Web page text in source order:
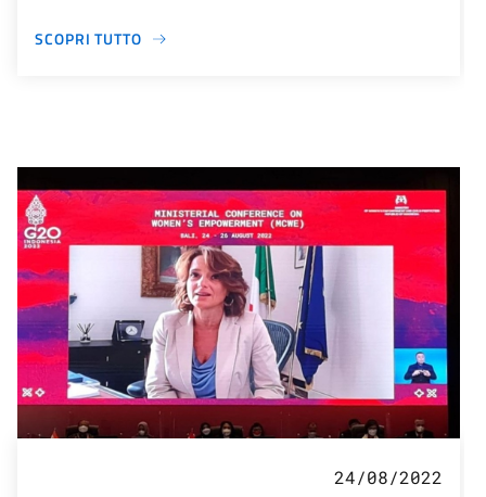
SCOPRI TUTTO
24/08/2022